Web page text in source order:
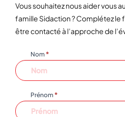
Vous souhaitez nous aider vous
famille Sidaction ? Complétez
être contacté à l’approche de
Bénévoles
Nom*
Prénom*